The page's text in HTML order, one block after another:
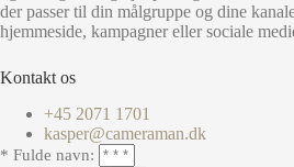
der passer til din målgruppe og dine
hjemmeside, kampagner eller sociale
Kontakt os
+45 2071 1701
kasper@cameraman.dk
* Fulde navn: